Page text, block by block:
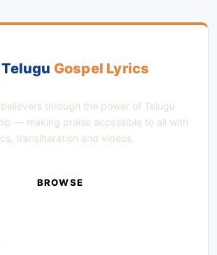
Telugu Gospel Lyrics
through the power of Telugu
— making praise accessible to all with
transliteration and videos.
BROWSE